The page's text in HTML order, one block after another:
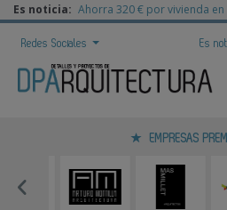
Es noticia: Ahorra 320 € por vivienda
Redes Sociales Es
EMPRESAS